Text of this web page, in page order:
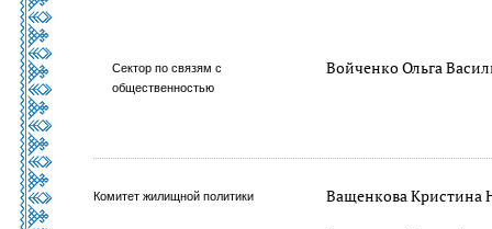
Сектор по связям с
общественностью
Войченко Ольга
Комитет жилищной политики
Ващенкова Кристина